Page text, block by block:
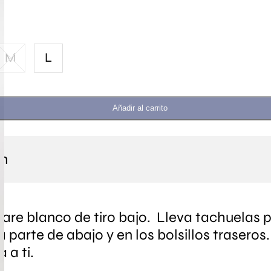
M L
Añadir al carrito
blanco de tiro bajo. Lleva tachuelas
parte de abajo y en los bolsillos
a ti.